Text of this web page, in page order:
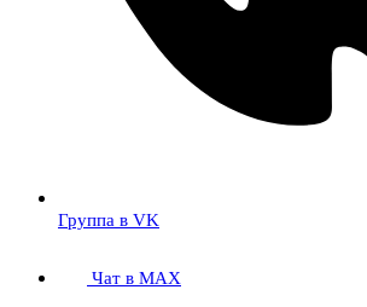
Группа в VK
Чат в MAX